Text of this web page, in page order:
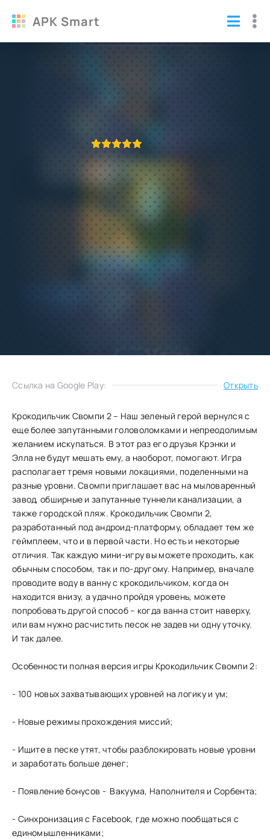
APK Smart
Ссылка на Google Play: Открыть
Крокодильчик Свомпи 2 – Наш зеленый герой вернулся с
еще более запутанными головоломками и непреодолимым
желанием искупаться. В этот раз его друзья Крэнки и
Элла не будут мешать ему, а наоборот, помогают. Игра
располагает тремя новыми локациями, поделенными на
разные уровни. Свомпи приглашает вас на мыловаренный
завод, обширные и запутанные туннели канализации, а
также городской пляж. Крокодильчик Свомпи 2,
разработанный под андроид-платформу, обладает тем же
геймплеем, что и в первой части. Но есть и некоторые
отличия. Так каждую мини-игру вы можете проходить, как
обычным способом, так и по-другому. Например, вначале
проводите воду в ванну с крокодильчиком, когда он
находится внизу, а удачно пройдя уровень, можете
попробовать другой способ – когда ванна стоит наверху,
или вам нужно расчистить песок не задев ни одну уточку.
И так далее.
Особенности полная версия игры Крокодильчик Свомпи 2:
- 100 новых захватывающих уровней на логику и ум;
- Новые режимы прохождения миссий;
- Ищите в песке утят, чтобы разблокировать новые уровни
и заработать больше денег;
- Появление бонусов - Вакуума, Наполнителя и Сорбента;
- Синхронизация с Facebook, где можно пообщаться с
единомышленниками;